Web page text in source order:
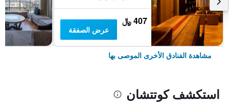
407 ﷼
عرض الصفقة
مشاهدة الفنادق الأخرى الموصى بها
استكشف كوتتشان